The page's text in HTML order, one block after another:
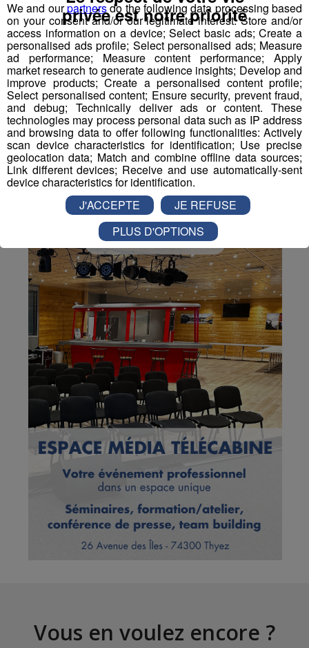
Partager sur Facebook
Partager sur Twitter
Vous en voulez encore ?
We and ourpartnersdo the following data processing based
on your consent and/or our legitimate interest: Store and/or
access information on a device; Select basic ads; Create a
personalised ads profile; Select personalised ads; Measure
ad performance; Measure content performance; Apply
market research to generate audience insights; Develop and
improve products; Create a personalised content profile;
Select personalised content; Ensure security, prevent fraud,
and debug; Technically deliver ads or content. These
technologies may process personal data such as IP address
and browsing data to offer following functionalities: Actively
scan device characteristics for identification; Use precise
geolocation data; Match and combine offline data sources;
Link different devices; Receive and use automatically-sent
device characteristics for identification.
privée est notre priorité
J'ACCEPTE
JE REFUSE
PLUS D'OPTIONS